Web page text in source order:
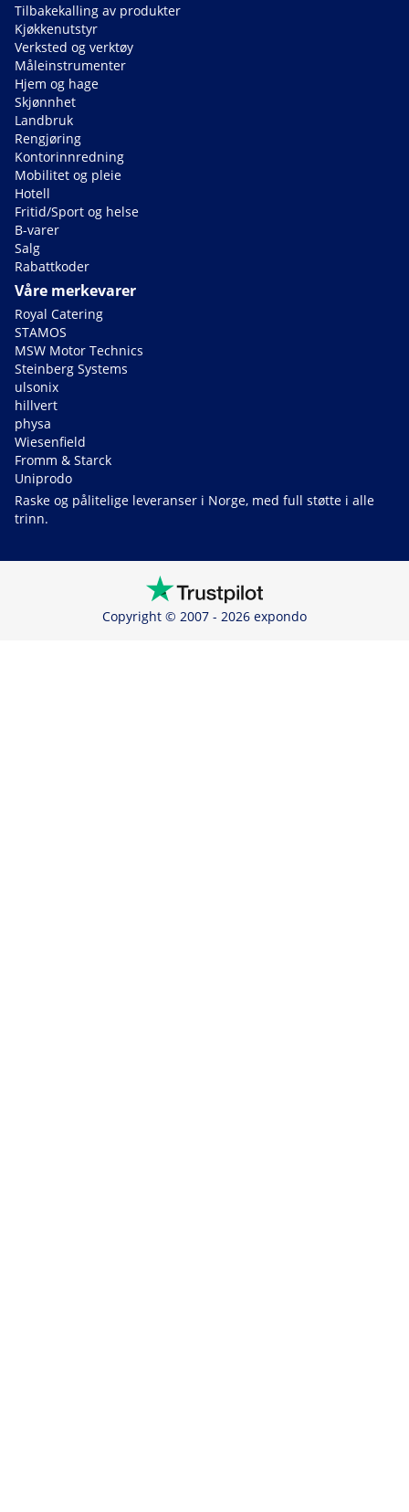
Tilbakekalling av produkter
Kjøkkenutstyr
Verksted og verktøy
Måleinstrumenter
Hjem og hage
Skjønnhet
Landbruk
Rengjøring
Kontorinnredning
Mobilitet og pleie
Hotell
Fritid/Sport og helse
B-varer
Salg
Rabattkoder
Våre merkevarer
Royal Catering
STAMOS
MSW Motor Technics
Steinberg Systems
ulsonix
hillvert
physa
Wiesenfield
Fromm & Starck
Uniprodo
Raske og pålitelige leveranser i Norge, med full støtte i alle
trinn.
Copyright © 2007 - 2026 expondo